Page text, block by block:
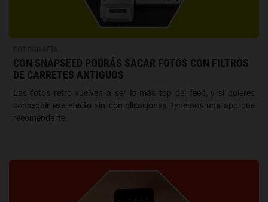
CON SNAPSEED PODRÁS SACAR FOTOS CON FILTROS
DE CARRETES ANTIGUOS
Las fotos retro vuelven a ser lo más top del feed, y si quieres
conseguir ese efecto sin complicaciones, tenemos una app que
recomendarte.